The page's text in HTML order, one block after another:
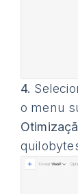
4.
o menu